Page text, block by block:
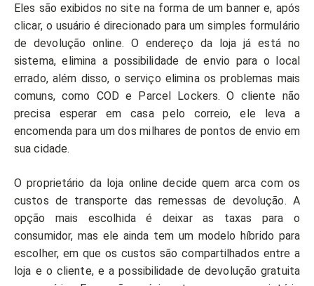
Eles são exibidos no site na forma de um banner e, após
clicar, o usuário é direcionado para um simples formulário
de devolução online. O endereço da loja já está no
sistema, elimina a possibilidade de envio para o local
errado, além disso, o serviço elimina os problemas mais
comuns, como COD e Parcel Lockers. O cliente não
precisa esperar em casa pelo correio, ele leva a
encomenda para um dos milhares de pontos de envio em
sua cidade.
O proprietário da loja online decide quem arca com os
custos de transporte das remessas de devolução. A
opção mais escolhida é deixar as taxas para o
consumidor, mas ele ainda tem um modelo híbrido para
escolher, em que os custos são compartilhados entre a
loja e o cliente, e a possibilidade de devolução gratuita